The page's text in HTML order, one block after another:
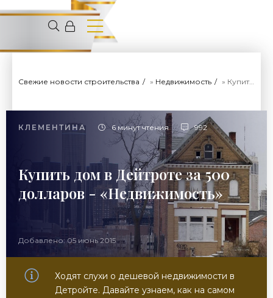
Свежие новости строительства » Недвижимость » Купить дом в Дейтроте за 500 долларов - «Недвижимость»
КЛЕМЕНТИНА 6 минут чтения 992
Купить дом в Дейтроте за 500
долларов - «Недвижимость»
Добавлено: 05 июнь 2015
Ходят слухи о дешевой недвижимости в
Детройте. Давайте узнаем, как на самом